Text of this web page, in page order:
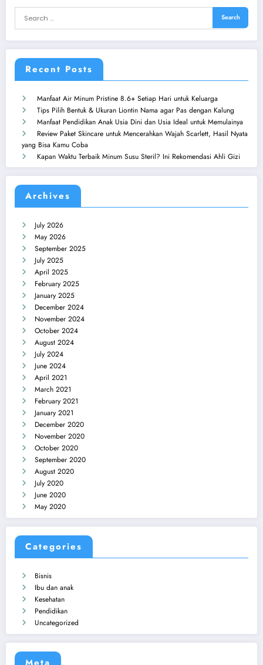
Recent Posts
Manfaat Air Minum Pristine 8.6+ Setiap Hari untuk Keluarga
Tips Pilih Bentuk & Ukuran Liontin Nama agar Pas dengan Kalung
Manfaat Pendidikan Anak Usia Dini dan Usia Ideal untuk Memulainya
Review Paket Skincare untuk Mencerahkan Wajah Scarlett, Hasil Nyata
yang Bisa Kamu Coba
Kapan Waktu Terbaik Minum Susu Steril? Ini Rekomendasi Ahli Gizi
Archives
July 2026
May 2026
September 2025
July 2025
April 2025
February 2025
January 2025
December 2024
November 2024
October 2024
August 2024
July 2024
June 2024
April 2021
March 2021
February 2021
January 2021
December 2020
November 2020
October 2020
September 2020
August 2020
July 2020
June 2020
May 2020
Categories
Bisnis
Ibu dan anak
Kesehatan
Pendidikan
Uncategorized